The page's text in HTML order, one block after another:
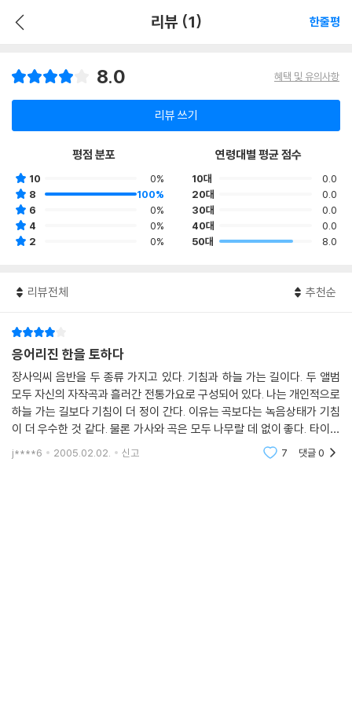
리뷰 (1) 한줄평
8.0 혜택 및 유의사항
리뷰 쓰기
평점 분포
10
0%
8
100%
6
0%
4
0%
2
0%
연령대별 평균 점수
10대
0.0
20대
0.0
30대
0.0
40대
0.0
50대
8.0
리뷰전체 추천순
응어리진 한을 토하다
장사익씨 음반을 두 종류 가지고 있다. 기침과 하늘 가는 길이다. 두 앨범
모두 자신의 자작곡과 흘러간 전통가요로 구성되어 있다. 나는 개인적으로
하늘 가는 길보다 기침이 더 정이 간다. 이유는 곡보다는 녹음상태가 기침
이 더 우수한 것 같다. 물론 가사와 곡은 모두 나무랄 데 없이 좋다. 타이틀
곡 기침에 기침은 언제나 찾아오는 환장할 놈이다. 그렇지만 정작 노래하
고 싶은
j****6 2005.02.02. 신고 7 댓글0